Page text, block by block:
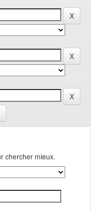
chercher mieux.